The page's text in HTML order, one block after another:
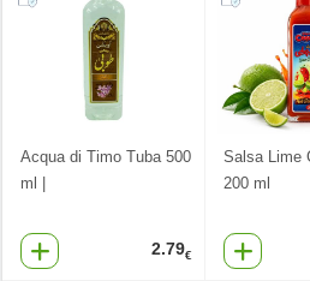
Acqua di Timo Tuba 500
ml |
2.79€
Salsa Lime
200 ml